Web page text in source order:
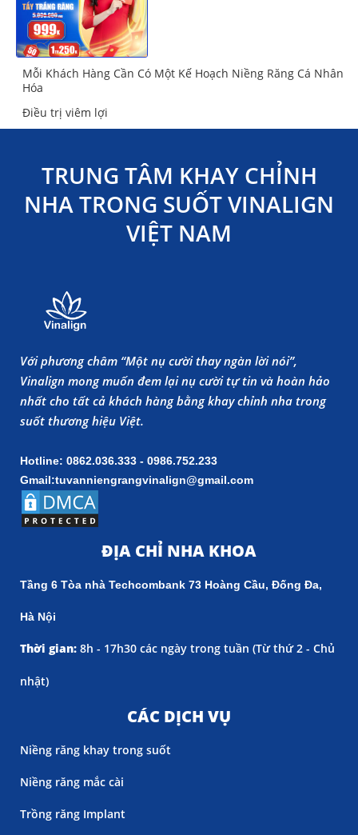
Mỗi Khách Hàng Cần Có Một Kế Hoạch Niềng Răng Cá Nhân
Hóa
Điều trị viêm lợi
TRUNG TÂM KHAY CHỈNH
NHA TRONG SUỐT VINALIGN
VIỆT NAM
Với phương châm “Một nụ cười thay ngàn lời nói”,
Vinalign mong muốn đem lại nụ cười tự tin và hoàn hảo
nhất cho tất cả khách hàng bằng khay chỉnh nha trong
suốt thương hiệu Việt.
Hotline: 0862.036.333 - 0986.752.233
Gmail:tuvanniengrangvinalign@gmail.com
ĐỊA CHỈ NHA KHOA
Tầng 6 Tòa nhà Techcombank 73 Hoàng Cầu, Đống Đa,
Hà Nội
Thời gian: 8h - 17h30 các ngày trong tuần (Từ thứ 2 - Chủ
nhật)
CÁC DỊCH VỤ
Niềng răng khay trong suốt
Niềng răng mắc cài
Trồng răng Implant